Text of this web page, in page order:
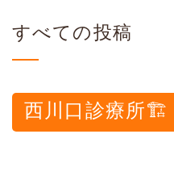
すべての投稿
西川口診療所🏗